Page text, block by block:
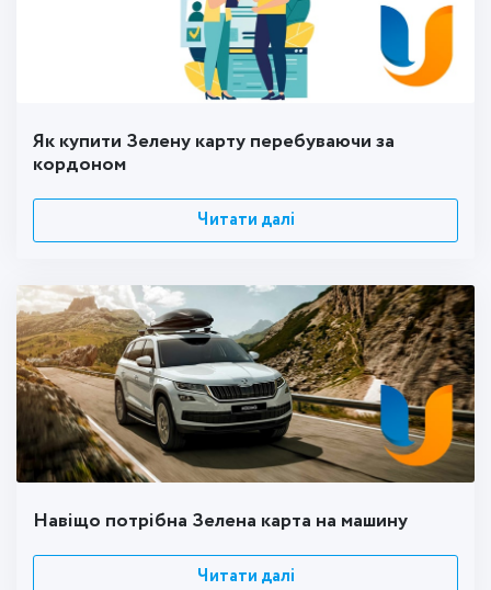
Як купити Зелену карту перебуваючи за
кордоном
Читати далі
Навіщо потрібна Зелена карта на машину
Читати далі